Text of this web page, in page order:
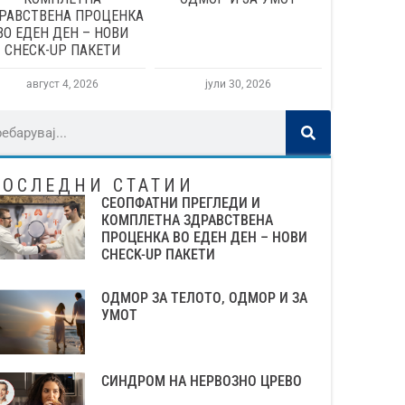
ПРОЦЕНКА
ЕДЕН ДЕН – НОВИ
CHECK-UP ПАКЕТИ
август 4, 2026 јули 30, 2026
СТАТИИ
СЕОПФАТНИ ПРЕГЛЕДИ И
КОМПЛЕТНА ЗДРАВСТВЕНА
ПРОЦЕНКА ВО ЕДЕН ДЕН – НОВИ
CHECK-UP ПАКЕТИ
ОДМОР ЗА ТЕЛОТО, ОДМОР И ЗА
УМОТ
СИНДРОМ НА НЕРВОЗНО ЦРЕВО